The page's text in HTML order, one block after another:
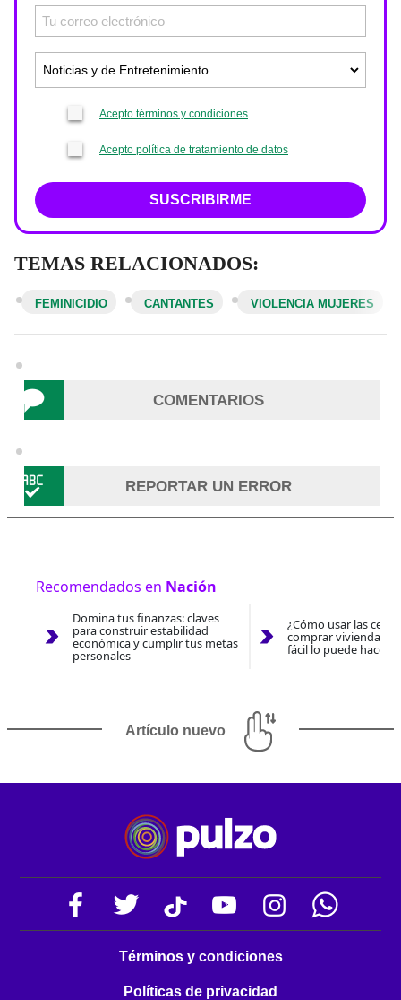
Acepto términos y condiciones
Acepto política de tratamiento de datos
SUSCRIBIRME
TEMAS RELACIONADOS:
FEMINICIDIO CANTANTES VIOLENCIA MUJERES
COMENTARIOS
REPORTAR UN ERROR
Recomendados en Nación
Domina tus finanzas: claves
para construir estabilidad
económica y cumplir tus metas
personales
¿Cómo usar las
comprar vivienda
fácil lo puede hacer
Artículo nuevo
Términos y condiciones
Políticas de privacidad